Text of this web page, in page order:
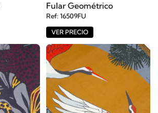
Fular Geométrico
Ref: 16509FU
VER PRECIO